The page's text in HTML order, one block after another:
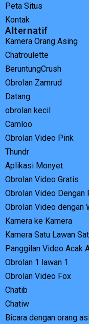
Peta Situs
Kontak
Alternatif
Kamera Orang Asing
Chatroulette
BeruntungCrush
Obrolan Zamrud
Datang
obrolan kecil
Camloo
Obrolan Video Pink
Thundr
Aplikasi Monyet
Obrolan Video Gratis
Obrolan Video Dengan
Obrolan Video dengan
Kamera ke Kamera
Kamera Satu Lawan
Panggilan Video Acak
Obrolan 1 lawan 1
Obrolan Video Fox
Chatib
Chatiw
Bicara dengan orang